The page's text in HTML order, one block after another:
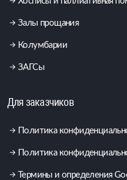
Залы прощания
Колумбарии
ЗАГСы
Для заказчиков
Политика
Политика
Термины и определения